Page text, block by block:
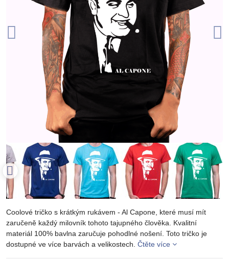
Coolové tričko s krátkým rukávem - Al Capone, které musí mít
zaručeně každý milovník tohoto tajupného člověka. Kvalitní
materiál 100% bavlna zaručuje pohodlné nošení. Toto tričko je
dostupné ve více barvách a velikostech. Čtěte více